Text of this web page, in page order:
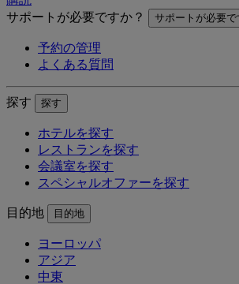
サポートが必要ですか？
サポートが必要で
予約の管理
よくある質問
探す 探す
ホテルを探す
レストランを探す
会議室を探す
スペシャルオファーを探す
目的地 目的地
ヨーロッパ
アジア
中東